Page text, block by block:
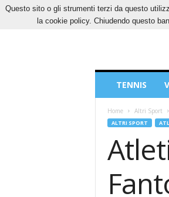
SABATO, 8 AGOSTO
Sport
TENNIS
Home Altri Sport
ALTRI SPORT
Questo sito o gli strumenti terzi da questo
la cookie policy. Chiudendo questo